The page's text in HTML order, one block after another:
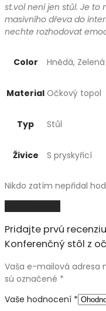
st.vol není jen stůl. Je to
masivního dřeva do
nechte rozhodovat
Color Hnědá, Zelená
Material Očkový topol
Typ Stůl
Živice S pryskyřicí
Nikdo zatím nepřidal
Pridajte prvú
Konferenčný stôl z
Vaša e-mailová adresa
sú označené *
Vaše hodnocení *